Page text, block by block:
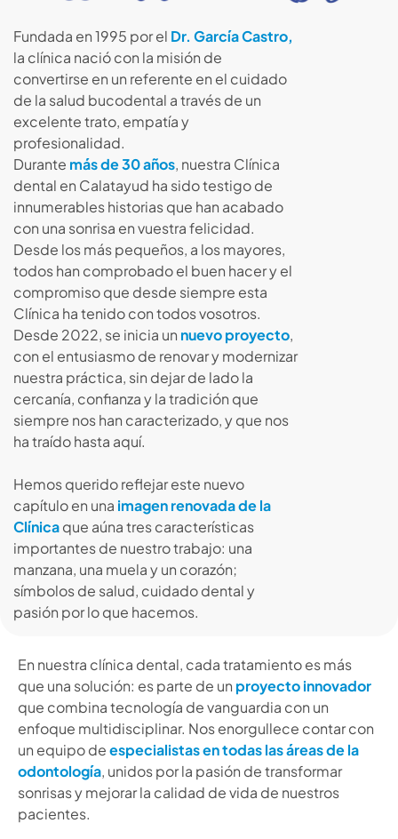
Fundada en 1995 por el Dr. García Castro,
la clínica nació con la misión de
convertirse en un referente en el cuidado
de la salud bucodental a través de un
excelente trato, empatía y
profesionalidad.
Durante más de 30 años, nuestra Clínica
dental en Calatayud ha sido testigo de
innumerables historias que han acabado
con una sonrisa en vuestra felicidad.
Desde los más pequeños, a los mayores,
todos han comprobado el buen hacer y el
compromiso que desde siempre esta
Clínica ha tenido con todos vosotros.
Desde 2022, se inicia un nuevo proyecto,
con el entusiasmo de renovar y modernizar
nuestra práctica, sin dejar de lado la
cercanía, confianza y la tradición que
siempre nos han caracterizado, y que nos
ha traído hasta aquí.
Hemos querido reflejar este nuevo
capítulo en una imagen renovada de la
Clínicaque aúna tres características
importantes de nuestro trabajo: una
manzana, una muela y un corazón;
símbolos de salud, cuidado dental y
pasión por lo que hacemos.
En nuestra clínica dental, cada tratamiento es más
que una solución: es parte de un proyecto innovador
que combina tecnología de vanguardia con un
enfoque multidisciplinar. Nos enorgullece contar con
un equipo deespecialistas en todas las áreas de la
odontología, unidos por la pasión de transformar
sonrisas y mejorar la calidad de vida de nuestros
pacientes.